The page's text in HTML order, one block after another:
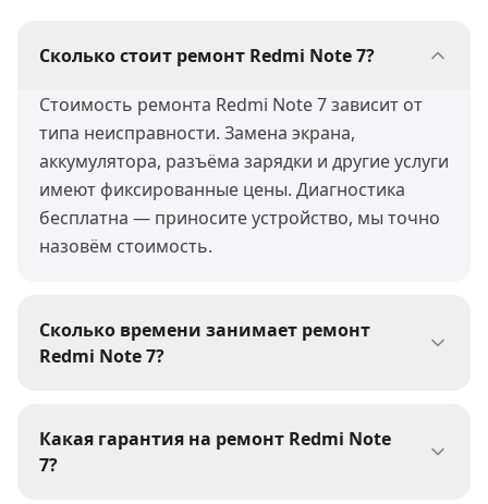
Сколько стоит ремонт Redmi Note 7?
Стоимость ремонта Redmi Note 7 зависит от
типа неисправности. Замена экрана,
аккумулятора, разъёма зарядки и другие услуги
имеют фиксированные цены. Диагностика
бесплатна — приносите устройство, мы точно
назовём стоимость.
Сколько времени занимает ремонт
Redmi Note 7?
выполняем за 30-60 минут. Сложные работы
(пайка, восстановление после воды) могут
Какая гарантия на ремонт Redmi Note
7?